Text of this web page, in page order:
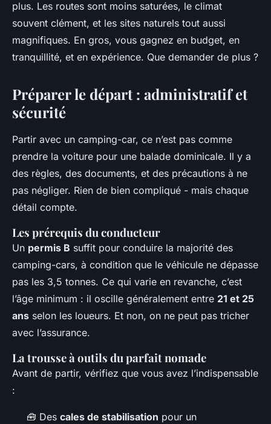
plus. Les routes sont moins saturées, le climat
souvent clément, et les sites naturels tout aussi
magnifiques. En gros, vous gagnez en budget, en
tranquillité, et en expérience. Que demander de plus ?
Préparer le départ : administratif et
sécurité
Partir avec un camping-car, ce n’est pas comme
prendre la voiture pour une balade dominicale. Il y a
des règles, des documents, et des précautions à ne
pas négliger. Rien de bien compliqué - mais chaque
détail compte.
Les prérequis du conducteur
Un permis B suffit pour conduire la majorité des
camping-cars, à condition que le véhicule ne dépasse
pas les 3,5 tonnes. Ce qui varie en revanche, c’est
l’âge minimum : il oscille généralement entre 21 et 25
ans selon les loueurs. Et non, on ne peut pas tricher
avec l’assurance.
La trousse à outils du parfait nomade
Avant de partir, vérifiez que vous avez l’indispensable
:
🧰 Des cales de stabilisation pour un